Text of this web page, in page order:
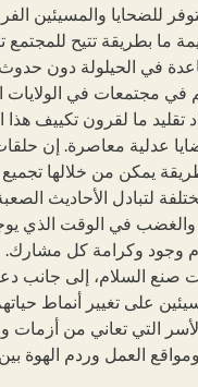
للضحايا والمسيئين
ما بطريقة تتيح للمجتمع
في الحيلولة دون حدوث
في مجتمعات في الولايات
ما لقرون تكييف هذا
عدلية معاصرة. إن
يمكن من خلالها
لتبادل الأحاديث
والغضب في الوقت الذي
وجود وكرامة كل مشارك.
صنع السلام، إلى جانب
على تغيير أنماط
التي تعاني من أزمات
العمل وردم الهوة